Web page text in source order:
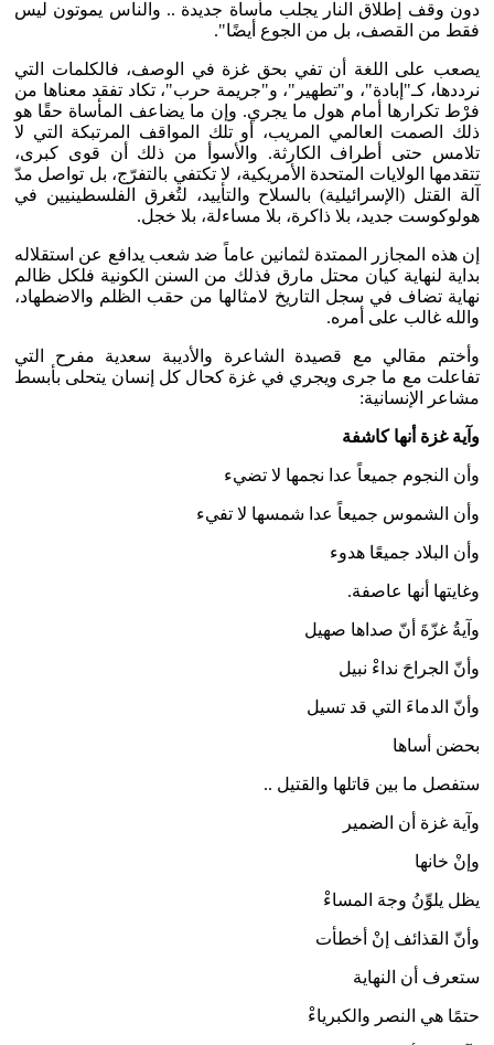
دون وقف إطلاق النار يجلب مأساة جديدة .. والناس يموتون ليس
فقط من القصف، بل من الجوع أيضًا".
يصعب على اللغة أن تفي بحق غزة في الوصف، فالكلمات التي
نرددها، كـ"إبادة"، و"تطهير"، و"جريمة حرب"، تكاد تفقد معناها من
فرْط تكرارها أمام هول ما يجري. وإن ما يضاعف المأساة حقًا هو
ذلك الصمت العالمي المريب، أو تلك المواقف المرتبكة التي لا
تلامس حتى أطراف الكارثة. والأسوأ من ذلك أن قوى كبرى،
تتقدمها الولايات المتحدة الأمريكية، لا تكتفي بالتفرّج، بل تواصل مدّ
آلة القتل (الإسرائيلية) بالسلاح والتأييد، لتُغرق الفلسطينيين في
هولوكوست جديد، بلا ذاكرة، بلا مساءلة، بلا خجل.
إن هذه المجازر الممتدة لثمانين عاماً ضد شعب يدافع عن استقلاله
بداية لنهاية كيان محتل مارق فذلك من السنن الكونية فلكل ظالم
نهاية تضاف في سجل التاريخ لامثالها من حقب الظلم والاضطهاد،
والله غالب على أمره.
وأختم مقالي مع قصيدة الشاعرة والأديبة سعدية مفرح التي
تفاعلت مع ما جرى ويجري في غزة كحال كل إنسان يتحلى بأبسط
مشاعر الإنسانية:
وآية غزة أنها كاشفة
وأن النجوم جميعاً عدا نجمها لا تضيء
وأن الشموس جميعاً عدا شمسها لا تفيء
وأن البلاد جميعًا هدوء
وغايتها أنها عاصفة.
وآيةُ غزّةَ أنّ صداها صهيل
وأنّ الجراحَ نداءْ نبيل
وأنّ الدماءَ التي قد تسيل
بحضن أساها
ستفصل ما بين قاتلها والقتيل ..
وآية غزة أن الضمير
وإنْ خانها
يظل يلوِّنُ وجهَ المساءْ
وأنّ القذائف إنْ أخطأت
ستعرف أن النهاية
حتمًا هي النصر والكبرياءْ